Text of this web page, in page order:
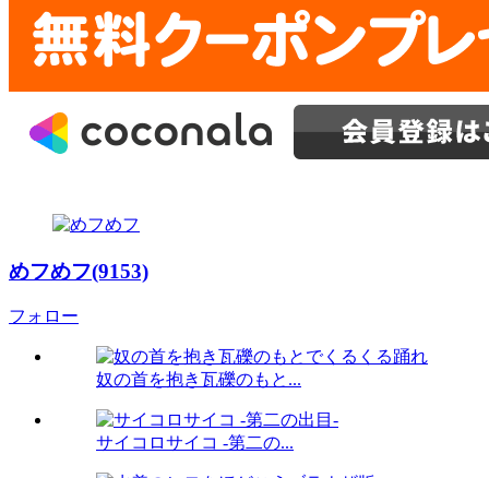
めフめフ(9153)
フォロー
奴の首を抱き瓦礫のもと...
サイコロサイコ -第二の...